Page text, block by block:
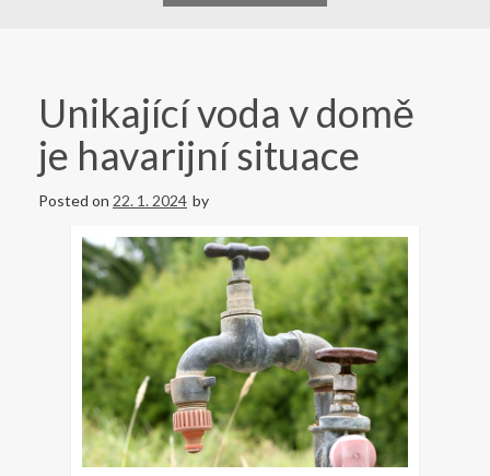
Unikající voda v domě
je havarijní situace
Posted on 22. 1. 2024 by